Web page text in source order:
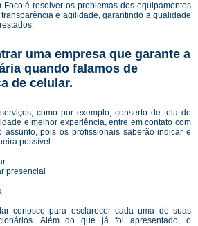
Foco é resolver os problemas dos equipamentos
e agilidade, garantindo a qualidade
uma empresa que garante a
quando falamos de
de celular.
como por exemplo, conserto de tela de
e melhor experiência, entre em contato com
assunto, pois os profissionais saberão indicar e
possível.
presencial
conosco para esclarecer cada uma de suas
Além do que já foi apresentado, o